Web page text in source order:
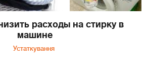
расходы на стирку в
машине
Устаткування